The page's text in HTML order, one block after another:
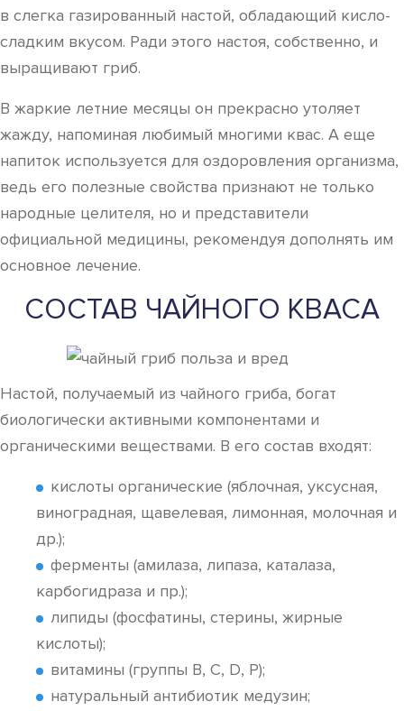
в слегка газированный настой, обладающий кисло-
сладким вкусом. Ради этого настоя, собственно, и
выращивают гриб.
В жаркие летние месяцы он прекрасно утоляет
жажду, напоминая любимый многими квас. А еще
напиток используется для оздоровления организма,
ведь его полезные свойства признают не только
народные целителя, но и представители
официальной медицины, рекомендуя дополнять им
основное лечение.
СОСТАВ ЧАЙНОГО КВАСА
Настой, получаемый из чайного гриба, богат
биологически активными компонентами и
органическими веществами. В его состав входят:
кислоты органические (яблочная, уксусная,
виноградная, щавелевая, лимонная, молочная и
др.);
ферменты (амилаза, липаза, каталаза,
карбогидраза и пр.);
липиды (фосфатины, стерины, жирные
кислоты);
витамины (группы В, С, D, Р);
натуральный антибиотик медузин;